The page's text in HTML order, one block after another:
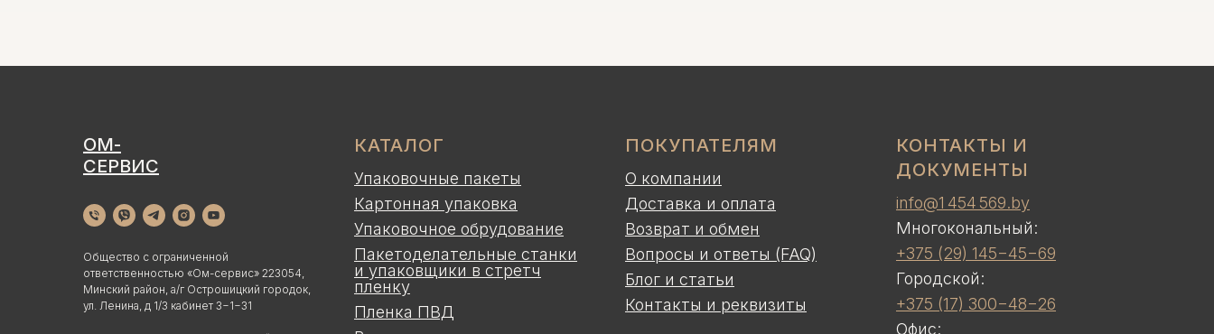
ОМ-
СЕРВИС
Общество с ограниченной
ответственностью «Ом-сервис» 223054,
Минский район, а/г Острошицкий городок,
ул. Ленина, д 1/3 кабинет 3−1−31
КАТАЛОГ
Упаковочные пакеты
Картонная упаковка
Упаковочное обрудование
Пакетоделательные станки
и упаковщики в стретч
пленку
Пленка ПВД
ПОКУПАТЕЛЯМ
О компании
Доставка и оплата
Возврат и обмен
Вопросы и ответы (FAQ)
Блог и статьи
Контакты и реквизиты
КОНТАКТЫ И
ДОКУМЕНТЫ
info@1 454 569.by
Многокональный:
+375 (29) 145−45−69
Городской:
+375 (17) 300−48−26
Офис: